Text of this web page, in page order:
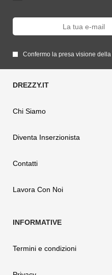
Confermo la presa visione della
Chi Siamo
Diventa Inserzionista
Contatti
Lavora Con Noi
Termini e condizioni